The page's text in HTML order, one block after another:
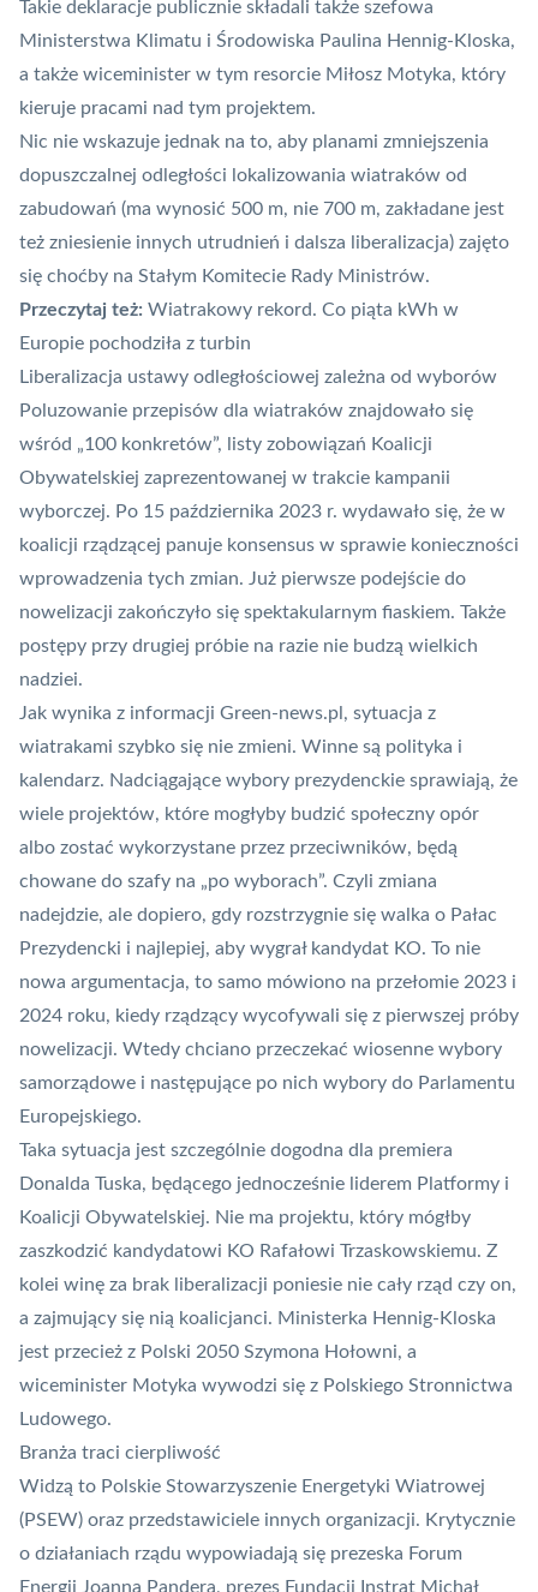
Takie deklaracje publicznie składali także szefowa
Ministerstwa Klimatu i Środowiska Paulina Hennig-Kloska,
a także wiceminister w tym resorcie Miłosz Motyka, który
kieruje pracami nad tym projektem.
Nic nie wskazuje jednak na to, aby planami zmniejszenia
dopuszczalnej odległości lokalizowania wiatraków od
zabudowań (ma wynosić 500 m, nie 700 m, zakładane jest
też zniesienie innych utrudnień i dalsza liberalizacja) zajęto
się choćby na Stałym Komitecie Rady Ministrów.
Przeczytaj też: Wiatrakowy rekord. Co piąta kWh w
Europie pochodziła z turbin
Liberalizacja ustawy odległościowej zależna od wyborów
Poluzowanie przepisów dla wiatraków znajdowało się
wśród „100 konkretów”, listy zobowiązań Koalicji
Obywatelskiej zaprezentowanej w trakcie kampanii
wyborczej. Po 15 października 2023 r. wydawało się, że w
koalicji rządzącej panuje konsensus w sprawie konieczności
wprowadzenia tych zmian. Już pierwsze podejście do
nowelizacji zakończyło się spektakularnym fiaskiem. Także
postępy przy drugiej próbie na razie nie budzą wielkich
nadziei.
Jak wynika z informacji Green-news.pl, sytuacja z
wiatrakami szybko się nie zmieni. Winne są polityka i
kalendarz. Nadciągające wybory prezydenckie sprawiają, że
wiele projektów, które mogłyby budzić społeczny opór
albo zostać wykorzystane przez przeciwników, będą
chowane do szafy na „po wyborach”. Czyli zmiana
nadejdzie, ale dopiero, gdy rozstrzygnie się walka o Pałac
Prezydencki i najlepiej, aby wygrał kandydat KO. To nie
nowa argumentacja, to samo mówiono na przełomie 2023 i
2024 roku, kiedy rządzący wycofywali się z pierwszej próby
nowelizacji. Wtedy chciano przeczekać wiosenne wybory
samorządowe i następujące po nich wybory do Parlamentu
Europejskiego.
Taka sytuacja jest szczególnie dogodna dla premiera
Donalda Tuska, będącego jednocześnie liderem Platformy i
Koalicji Obywatelskiej. Nie ma projektu, który mógłby
zaszkodzić kandydatowi KO Rafałowi Trzaskowskiemu. Z
kolei winę za brak liberalizacji poniesie nie cały rząd czy on,
a zajmujący się nią koalicjanci. Ministerka Hennig-Kloska
jest przecież z Polski 2050 Szymona Hołowni, a
wiceminister Motyka wywodzi się z Polskiego Stronnictwa
Ludowego.
Branża traci cierpliwość
Widzą to Polskie Stowarzyszenie Energetyki Wiatrowej
(PSEW) oraz przedstawiciele innych organizacji. Krytycznie
o działaniach rządu wypowiadają się prezeska Forum
Energii Joanna Pandera, prezes Fundacji Instrat Michał